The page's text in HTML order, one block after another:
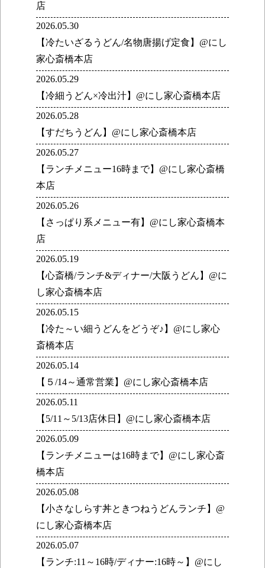
店
2026.05.30
【冷たいざるうどん/名物唐揚げ定食】@にし
家心斎橋本店
2026.05.29
【冷細うどん×冷出汁】@にし家心斎橋本店
2026.05.28
【すだちうどん】@にし家心斎橋本店
2026.05.27
【ランチメニュー16時まで】@にし家心斎橋
本店
2026.05.26
【さっぱり系メニュー有】@にし家心斎橋本
店
2026.05.19
【心斎橋/ランチ&ディナー/大阪うどん】@に
し家心斎橋本店
2026.05.15
【冷た～い細うどんをどうぞ♪】@にし家心
斎橋本店
2026.05.14
【５/14～通常営業】@にし家心斎橋本店
2026.05.11
【5/11～5/13店休日】@にし家心斎橋本店
2026.05.09
【ランチメニューは16時まで】@にし家心斎
橋本店
2026.05.08
【小さなしらす丼ときつねうどんランチ】@
にし家心斎橋本店
2026.05.07
【ランチ:11～16時/ディナー:16時～】@にし